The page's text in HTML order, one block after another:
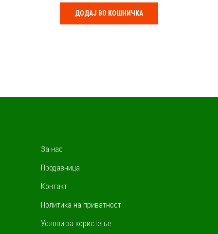
t
o
f
5
ДОДАЈ ВО КОШНИЧКА
За нас
Продавница
Контакт
Политика на приватност
Услови за користење